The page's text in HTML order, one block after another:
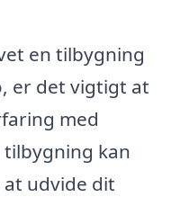
en tilbygning
er det vigtigt at
med
kan
udvide dit